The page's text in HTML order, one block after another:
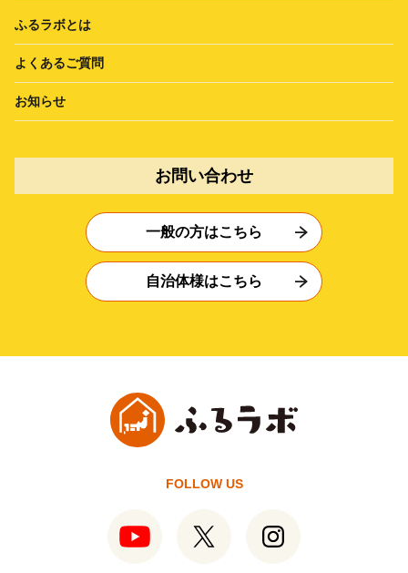
ふるラボとは
よくあるご質問
お知らせ
お問い合わせ
一般の方はこちら
自治体様はこちら
FOLLOW US